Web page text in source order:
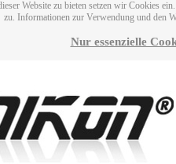
Website zu bieten setzen wir Cookies
zu. Informationen zur Verwendung und den
Nur essenzielle